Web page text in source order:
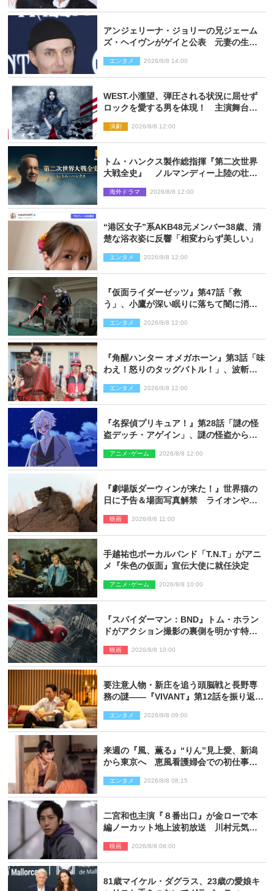
アンジェリーナ・ジョリーの兄ジェーム
ズ・ヘイヴンがゲイと公表 元妻の生配
エンタメ 2026/8/8 14:00
WEST.小瀧望、弾圧される状況に屈せず
ロックを愛する男を体現！ 主演舞台
演劇 2026/8/8 12:00
トム・ハンクス製作総指揮『第二次世界
大戦全史』 ノルマンディー上陸の壮絶
海外ドラマ 2026/8/8 12:00
“港区女子”系AKB48元メンバー38歳、清
楚な浴衣姿に反響「相変わらず美しい」
エンタメ 2026/8/8 12:00
『仮面ライダーゼッツ』第47話「救
う」、小鷹が深い眠りに落ちて闇に消え
エンタメ 2026/8/8 12:00
『角醒ハンター オメガホーン』第3話「味
わえ！怒りのタッグバトル！」、波斬の
エンタメ 2026/8/8 12:00
『名探偵プリキュア！』第28話「謎の怪
盗デッチ・アゲイン」、謎の怪盗から不
アニメ･ゲーム 2026/8/8 12:00
『劇場版ダーウィンが来た！』世界猫の
日に予告＆場面写真解禁 ライオンやマ
映画 2026/8/8 11:00
手越祐也ボーカルバンド「T.N.T」がアニ
メ『朱色の仮面』宣伝大使に就任決定
アニメ･ゲーム 2026/8/8 10:00
『スパイダーマン：BND』トム・ホラン
ドがアクション撮影の裏側を明かす特別
映画 2026/8/8 10:00
要注意人物・新庄を追う頭脳戦と長野専
務の謎――『VIVANT』第12話を振り返
エンタメ 2026/8/8 09:00
来週の『風、薫る』“りん”見上愛、新潟
から東京へ 恵風看護婦会での初仕事に
エンタメ 2026/8/8 08:15
二宮和也主演『８番出口』が金ローで本
編ノーカット地上波初放送 川村元気監
映画 2026/8/8 08:00
81歳マイケル・ダグラス、23歳の愛娘キ